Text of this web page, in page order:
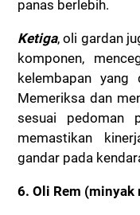
panas berlebih.
Ketiga, oli gardan
komponen,
kelembapan
Memeriksa dan
sesuai pedoman
memastikan
gandar pada
6. Oli Rem (minyak